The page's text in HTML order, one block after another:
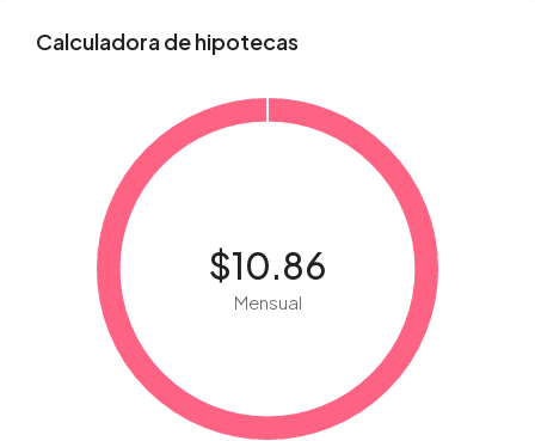
Calculadora de hipotecas
$10.86
Mensual